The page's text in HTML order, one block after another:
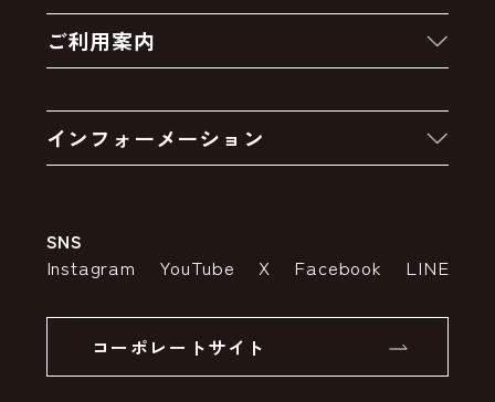
クーポン
卸販売・大量注文
アウトレットセール
ご利用案内
お支払いについて
インフォーメーション
特定商取引法の表示
SSLサーバー証明書とは
SNS
Instagram YouTube X Facebook LINE
コーポレートサイト